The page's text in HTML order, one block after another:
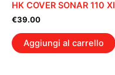
HK COVER SONAR 110 XI
€39.00
Aggiungi al carrello